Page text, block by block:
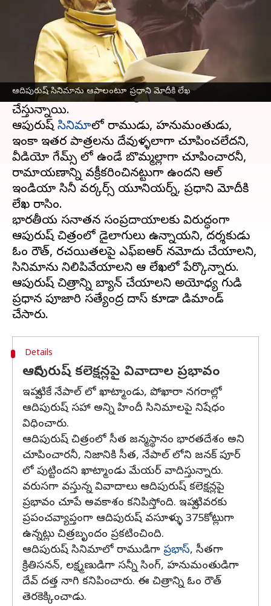
ఆదిపురుష్ సినిమాను ఆపాలంటూ ప్రధాని మోదీకి లేఖ
Sriram Pranateja Jun 20, 2023 06:03 pm
ఈ వార్తాకథనం ఏంటి
ఆదిపురుష్చిత్రంపై రోజురోజుకూ వివాదాలు
పెరుగుతూనే ఉన్నాయి. ఒక్కటి కాదు రెండు ఎన్నో
వివాదాలు ఆదిపురుష్ చిత్రబృందాన్ని ఉక్కిరి బిక్కిరి
చేస్తున్నాయి.
ఆదిపురుష్సినిమాలో రాముడు, హనుమంతుడు,
ఇంకా ఇతర పాత్రలను దేవుళ్ళలాగా చూపించలేదని,
వీడియో గేమ్స్ లో ఉండే బొమ్మల్లాగా చూపించారనీ,
రామాయణాన్ని వక్రీకరించినట్టుగా ఉందని ఆల్
ఇండియా సినీ వర్కర్స్ యూనియర్న్, ప్రధాని మోదీకి
లేఖ రాసింది.
భారతీయ సనాతన సంప్రదాయాలకు విరుద్ధంగా
ఆదిపురుష్ చిత్రంలో డైలాగులు ఉన్నాయని, దర్శకుడు
ఓం రౌత్, రచయితలపై ఎఫ్ఐఆర్ నమోదు చేయాలని,
సినిమాను నిలిపివేయాలని ఆ లేఖలో పేర్కొన్నారు.
ఆదిపురుష్ చిత్రాన్ని బ్యాన్ చేయాలని అయోధ్య గుడి
ప్రధాన పూజారి సత్యేంద్ర దాస్ కూడా డిమాండ్
Details
ఆదిపురుష్ కలెక్షన్లపై వివాదాల ప్రభావం
ఇప్పటికే నేపాల్ లో ఖాట్మాండు, పోఖారా నగరాల్లో
ఆదిపురుష్ సహా అన్ని హిందీ సినిమాలపై నిషేధం
విధించారు.
ఆదిపురుష్ చిత్రంలో సీత జన్మస్థానం భారతదేశం అని
చూపించారనీ, నిజానికి సీత, నేపాల్ లోని జనక్ పూర్
లో పుట్టిందని ఖాట్మాండు మేయర్ వాదిస్తున్నారు.
వరుసగా వస్తున్న వివాదాలు ఆదిపురుష్ కలెక్షన్లపై
ప్రభావం చూపే అవకాశం కనిపిస్తోంది. ఇప్పటివరకు
ప్రపంచవ్యాప్తంగా ఆదిపురుష్ వసూళ్ళు 375కోట్లుగా
ఉన్నట్లు చిత్రబృందం ప్రకటించింది.
ఆదిపురుష్ సినిమాలో రాముడిగా ప్రభాస్, సీతగా
క్రితిసనన్, లక్ష్మణుడిగా సన్నీ సింగ్, హనుమంతుడిగా
దేవ్ దత్త నాగి కనిపించారు. ఈ చిత్రాన్ని ఓం రౌత్
తెరకెక్కించాడు.